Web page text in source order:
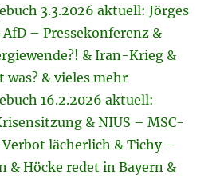
3.3.2026 aktuell: Jörges
– Pressekonferenz &
& Iran-Krieg &
was? & vieles mehr
16.2.2026 aktuell:
& NIUS – MSC-
lächerlich & Tichy –
& Höcke redet in Bayern &